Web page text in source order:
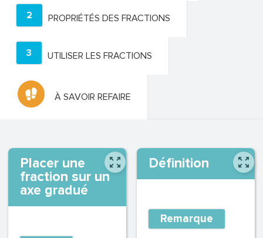
2 PROPRIÉTÉS DES FRACTIONS
3 UTILISER LES FRACTIONS
À SAVOIR REFAIRE
Placer une
fraction sur un
axe gradué
Définition
Remarque